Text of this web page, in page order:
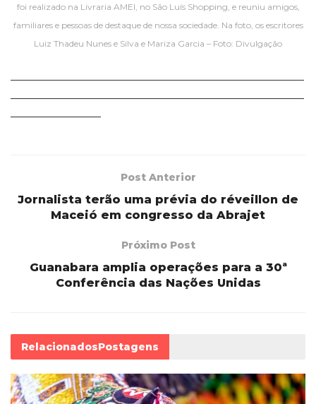
foi realizado na Livraria AMEI, no São Luís Shopping, e reuniu amigos,
familiares e pessoas de destaque de nossa sociedade. Na foto, os escritores
Luiz Thadeu Nunes e Silva e Mariza Garcia – Foto: Divulgação
Post Anterior
Jornalista terão uma prévia do réveillon de
Maceió em congresso da Abrajet
Próximo Post
Guanabara amplia operações para a 30ª
Conferência das Nações Unidas
RelacionadosPostagens